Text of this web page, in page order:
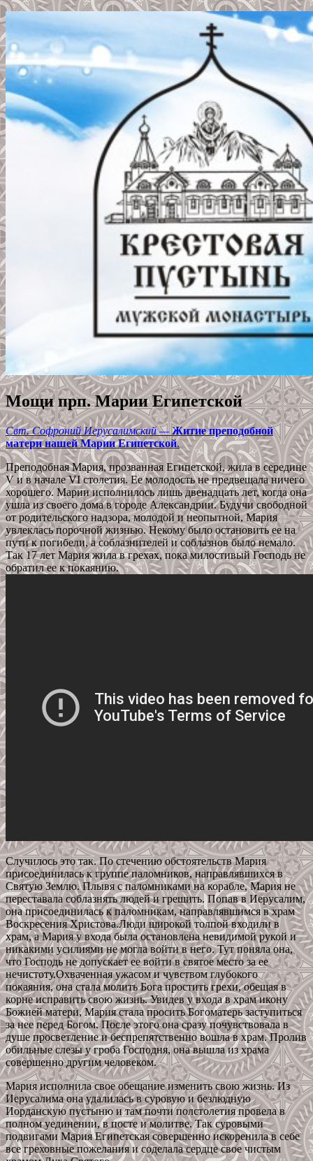
Мощи прп. Марии Египетской
Свт. Софроний Иерусалимский —Житие преподобной
матери нашей Марии Египетской.
Преподобная Мария, прозванная Египетской, жила в середине
V и в начале VI столетия. Ее молодость не предвещала ничего
хорошего. Марии исполнилось лишь двенадцать лет, когда она
ушла из своего дома в городе Александрии. Будучи свободной
от родительского надзора, молодой и неопытной, Мария
увлеклась порочной жизнью. Некому было остановить ее на
пути к погибели, а соблазнителей и соблазнов было немало.
Так 17 лет Мария жила в грехах, пока милостивый Господь не
обратил ее к покаянию.
Случилось это так. По стечению обстоятельств Мария
присоединилась к группе паломников, направлявшихся в
Святую Землю. Плывя с паломниками на корабле, Мария не
переставала соблазнять людей и грешить. Попав в Иерусалим,
она присоединилась к паломникам, направлявшимся в храм
Воскресения Христова.Люди широкой толпой входили в
храм, а Мария у входа была остановлена невидимой рукой и
никакими усилиями не могла войти в него. Тут поняла она,
что Господь не допускает ее войти в святое место за ее
нечистоту.Охваченная ужасом и чувством глубокого
покаяния, она стала молить Бога простить грехи, обещая в
корне исправить свою жизнь. Увидев у входа в храм икону
Божией матери, Мария стала просить Богоматерь заступиться
за нее перед Богом. После этого она сразу почувствовала в
душе просветление и беспрепятственно вошла в храм. Пролив
обильные слезы у гроба Господня, она вышла из храма
совершенно другим человеком.
Мария исполнила свое обещание изменить свою жизнь. Из
Иерусалима она удалилась в суровую и безлюдную
Иорданскую пустыню и там почти полстолетия провела в
полном уединении, в посте и молитве. Так суровыми
подвигами Мария Египетская совершенно искоренила в себе
все греховные пожелания и соделала сердце свое чистым